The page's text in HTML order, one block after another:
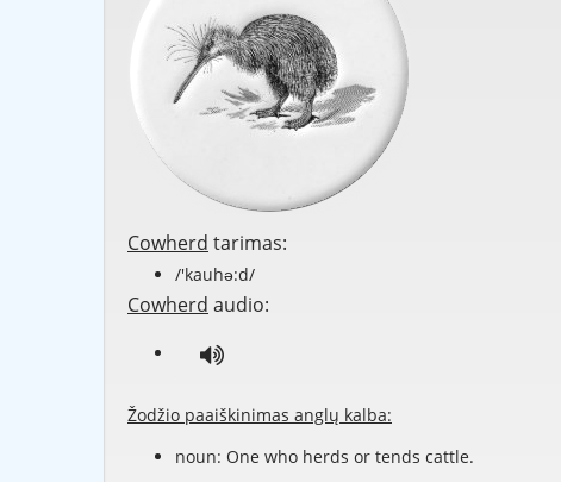
Cowherd tarimas:
/'kauhə:d/
Cowherd audio:
Žodžio paaiškinimas anglų kalba:
noun: One who herds or tends cattle.